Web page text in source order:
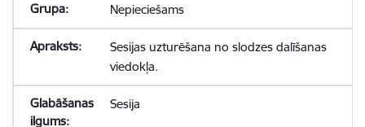
Nepieciešams
Sesijas uzturēšana no slodzes dalīšanas
viedokļa.
Sesija